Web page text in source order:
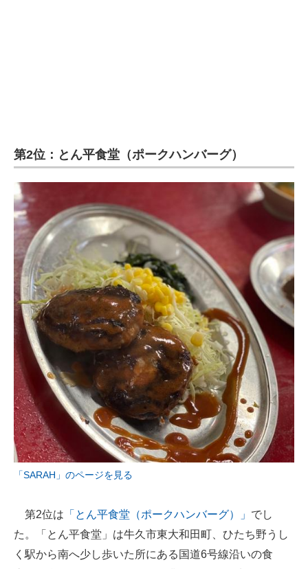
第2位：とん平食堂（ポークハンバーグ）
「SARAH」のページを見る
第2位は 「とん平食堂（ポークハンバーグ）」 でし
た。「とん平食堂」は牛久市東大和田町、ひたち野うし
く駅から南へ少し歩いた所にある国道6号線沿いの食